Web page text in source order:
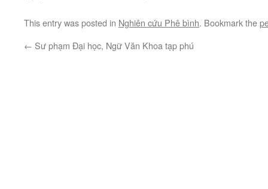
This entry was posted in Nghiên cứu Phê bình. Bookmark the
← Sư phạm Đại học, Ngữ Văn Khoa tạp phú